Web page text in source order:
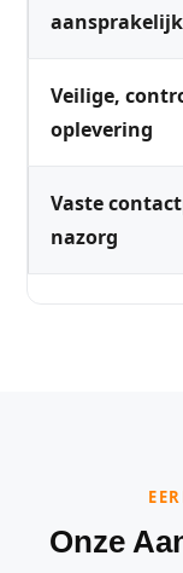
aansprakelijk
Veilige,
oplevering
Vaste
nazorg
Onze